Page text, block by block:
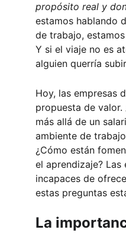
propósito real y
estamos hablando
de trabajo,
Y si el viaje no es
alguien querría
Hoy, las empresas
propuesta de valor.
más allá de un
ambiente de
¿Cómo están
el aprendizaje? Las
incapaces de
estas preguntas
La